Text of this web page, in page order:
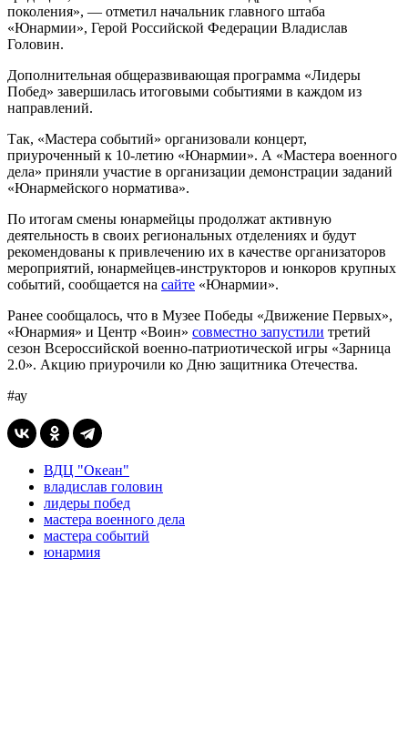
поколения», ― отметил начальник главного штаба
«Юнармии», Герой Российской Федерации Владислав
Головин.
Дополнительная общеразвивающая программа «Лидеры
Побед» завершилась итоговыми событиями в каждом из
направлений.
Так, «Мастера событий» организовали концерт,
приуроченный к 10-летию «Юнармии». А «Мастера военного
дела» приняли участие в организации демонстрации заданий
«Юнармейского норматива».
По итогам смены юнармейцы продолжат активную
деятельность в своих региональных отделениях и будут
рекомендованы к привлечению их в качестве организаторов
мероприятий, юнармейцев-инструкторов и юнкоров крупных
событий, сообщается на сайте «Юнармии».
Ранее сообщалось, что в Музее Победы «Движение Первых»,
«Юнармия» и Центр «Воин» совместно запустили третий
сезон Всероссийской военно-патриотической игры «Зарница
2.0». Акцию приурочили ко Дню защитника Отечества.
#ау
ВДЦ "Океан"
владислав головин
лидеры побед
мастера военного дела
мастера событий
юнармия